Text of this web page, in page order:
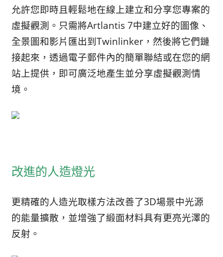
允許您即時且輕鬆地在線上建立和分享您專案的
虛擬觀測。只需將Artlantis 7中建立好的圖像、
全景圖和影片匯出到Twinlinker，然後將它們鏈
接起來，透過電子郵件內的簡單聯結或在您的網
站上提供，即可廣泛地產生並分享虛擬觀測情
境。
改進的人造燈光
更精確的人造光取樣方法改善了3D場景中光源
的能量擴散，並增強了緞面材料具有更亮光澤的
反射。